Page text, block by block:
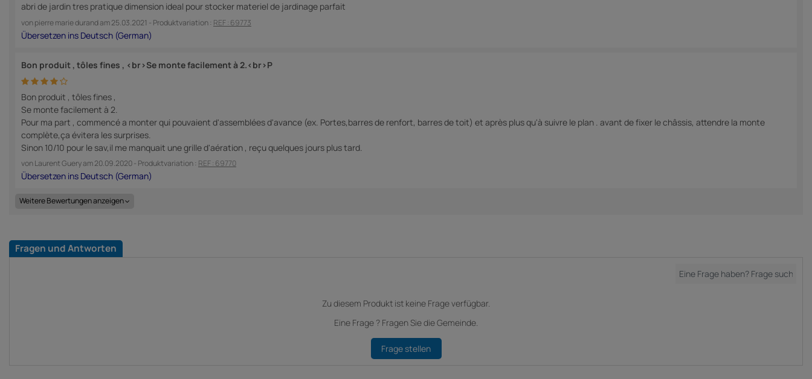
abri de jardin tres pratique dimension ideal pour stocker materiel de jardinage parfait
vonpierre marie durandam25.03.2021 - Produktvariation : REF : 69773
Bon produit , tôles fines , <br>Se monte facilement à 2.<br>P
Bon produit , tôles fines ,
Se monte facilement à 2.
Pour ma part , commencé a monter qui pouvaient d'assemblées d'avance (ex. Portes,barres de renfort, barres de toit) et après plus qu'à suivre le plan . avant de fixer le châssis, attendre la monte
complète,ça évitera les surprises.
Sinon 10/10 pour le sav,il me manquait une grille d'aération , reçu quelques jours plus tard.
vonLaurent Gueryam20.09.2020- Produktvariation : REF : 69770
Weitere Bewertungen anzeigen
Fragen und Antworten
Zu diesem Produkt ist keine Frage verfügbar.
Eine Frage ? Fragen Sie die Gemeinde.
Frage stellen